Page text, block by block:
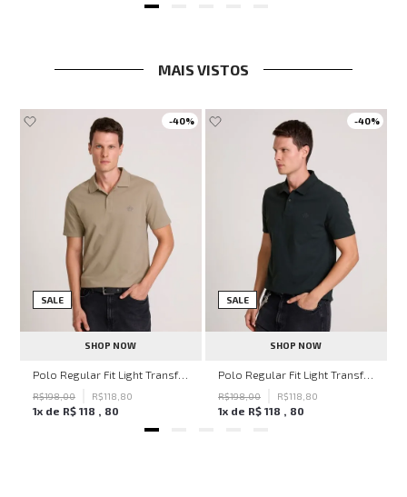
MAIS VISTOS
-40%
SALE
SHOP NOW
Polo Regular Fit Light Transfer Bege Médio John John Masculina
R$198,00 R$118,80
1x de R$ 118 , 80
-40%
SALE
SHOP NOW
Polo Regular Fit Light Transfer Verde Escuro John John Masculina
R$198,00 R$118,80
1x de R$ 118 , 80